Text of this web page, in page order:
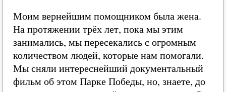
Моим вернейшим помощником была жена.
На протяжении трёх лет, пока мы этим
занимались, мы пересекались с огромным
количеством людей, которые нам помогали.
Мы сняли интереснейший документальный
фильм об этом Парке Победы, но, знаете, до